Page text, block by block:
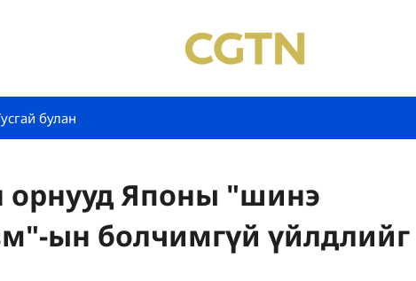
булан
орнууд Японы "шинэ
ын болчимгүй үйлдлийг